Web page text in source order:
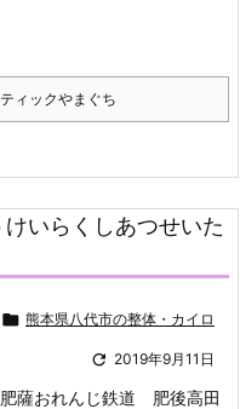
ィックやまぐち
いらくしあつせいた
 熊本県八代市の整体・カイロ
 2019年9月11日
薩おれんじ鉄道 肥後高田